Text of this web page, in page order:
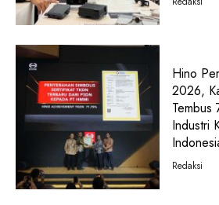
Hino
2026,
Tembus
Industri
Redaksi